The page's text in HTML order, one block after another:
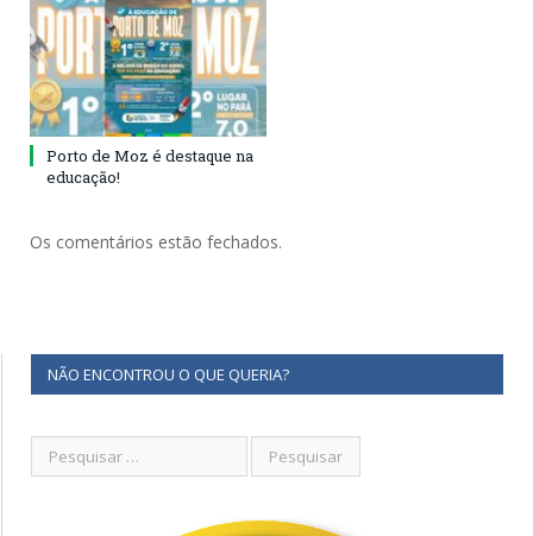
Porto de Moz é destaque na
educação!
Os comentários estão fechados.
NÃO ENCONTROU O QUE QUERIA?